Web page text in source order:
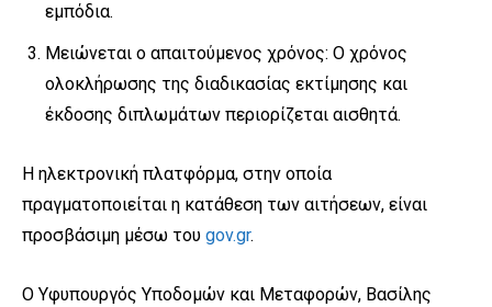
εμπόδια.
Μειώνεται ο απαιτούμενος χρόνος: Ο χρόνος
ολοκλήρωσης της διαδικασίας εκτίμησης και
έκδοσης διπλωμάτων περιορίζεται αισθητά.
Η ηλεκτρονική πλατφόρμα, στην οποία
πραγματοποιείται η κατάθεση των αιτήσεων, είναι
προσβάσιμη μέσω του gov.gr.
Ο Υφυπουργός Υποδομών και Μεταφορών, Βασίλης